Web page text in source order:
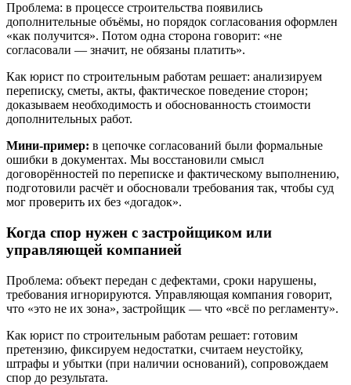
Проблема: в процессе строительства появились
дополнительные объёмы, но порядок согласования оформлен
«как получится». Потом одна сторона говорит: «не
согласовали — значит, не обязаны платить».
Как юрист по строительным работам решает: анализируем
переписку, сметы, акты, фактическое поведение сторон;
доказываем необходимость и обоснованность стоимости
дополнительных работ.
Мини-пример: в цепочке согласований были формальные
ошибки в документах. Мы восстановили смысл
договорённостей по переписке и фактическому выполнению,
подготовили расчёт и обосновали требования так, чтобы суд
мог проверить их без «догадок».
Когда спор нужен с застройщиком или
управляющей компанией
Проблема: объект передан с дефектами, сроки нарушены,
требования игнорируются. Управляющая компания говорит,
что «это не их зона», застройщик — что «всё по регламенту».
Как юрист по строительным работам решает: готовим
претензию, фиксируем недостатки, считаем неустойку,
штрафы и убытки (при наличии оснований), сопровождаем
спор до результата.